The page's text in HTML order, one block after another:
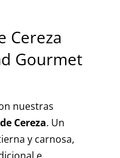
€
€
Cereza
Gourmet
nuestras
Cereza. Un
y carnosa,